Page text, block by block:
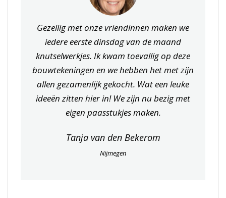
Gezellig met onze vriendinnen maken we
iedere eerste dinsdag van de maand
knutselwerkjes. Ik kwam toevallig op deze
bouwtekeningen en we hebben het met zijn
allen gezamenlijk gekocht. Wat een leuke
ideeën zitten hier in! We zijn nu bezig met
eigen paasstukjes maken.
Tanja van den Bekerom
Nijmegen